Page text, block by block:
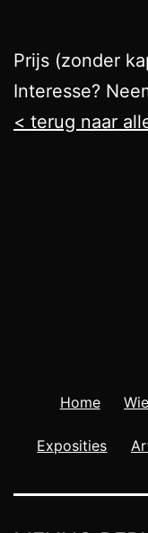
Prijs (zonder
Interesse?
< terug naar
Home
Exposities